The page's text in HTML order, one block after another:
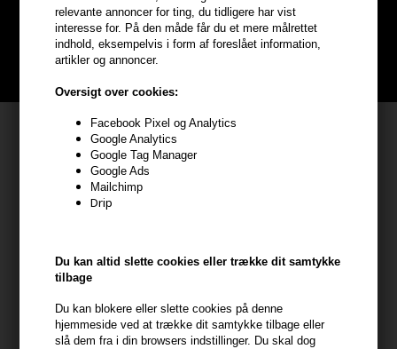
relevante annoncer for ting, du tidligere har vist
interesse for. På den måde får du et mere målrettet
indhold, eksempelvis i form af foreslået information,
artikler og annoncer.
Oversigt over cookies:
Facebook Pixel og Analytics
Google Analytics
Google Tag Manager
Google Ads
Mailchimp
Drip
Du kan altid slette cookies eller trække dit samtykke
tilbage
Du kan blokere eller slette cookies på denne
hjemmeside ved at trække dit samtykke tilbage eller
slå dem fra i din browsers indstillinger. Du skal dog
Bliv helt gratis en del af vores kundeklub og optjen rabatter når du
handler
BLIV GRATIS MEDLEM HER
Kundeservice
Frisenborgvej 6A
7800 Skive
kundeservice@hair247.dk
Tlf. 23839799 (hverdage 9-14)
Modtag tilbud mm